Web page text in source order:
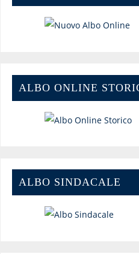
ALBO ONLINE
ALBO SINDACALE